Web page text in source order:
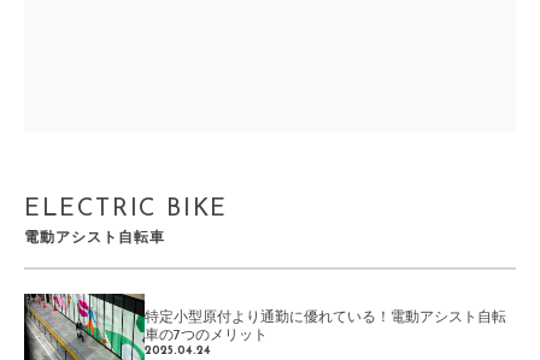
ELECTRIC BIKE
電動アシスト自転車
特定小型原付より通勤に優れている！電動アシスト自転
車の7つのメリット
2025.04.24